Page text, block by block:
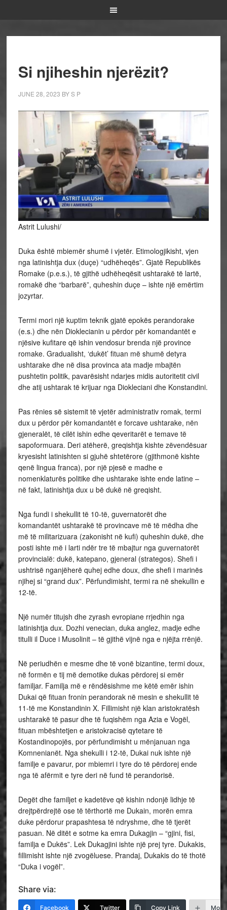
Si njiheshin njerëzit?
JUNE 28, 2023 BYS P
Astrit Lulushi/
Duka është mbiemër shumë i vjetër. Etimologjikisht, vjen
nga latinishtja dux (duçe) “udhëheqës”. Gjatë Republikës
Romake (p.e.s.), të gjithë udhëheqësit ushtarakë të lartë,
romakë dhe “barbarë”, quheshin duçe – ishte një emërtim
jozyrtar.
Termi mori një kuptim teknik gjatë epokës perandorake
(e.s.) dhe nën Dioklecianin u përdor për komandantët e
njësive kufitare që ishin vendosur brenda një province
romake. Gradualisht, ‘dukët’ fituan më shumë detyra
ushtarake dhe në disa provinca ata madje mbajtën
pushtetin politik, pavarësisht ndarjes midis autoritetit civil
dhe atij ushtarak të krijuar nga Diokleciani dhe Konstandini.
Pas rënies së sistemit të vjetër administrativ romak, termi
dux u përdor për komandantët e forcave ushtarake, nën
gjeneralët, të cilët ishin edhe qeveritarët e temave të
sapoformuara. Deri atëherë, greqishtja kishte zëvendësuar
kryesisht latinishten si gjuhë shtetërore (gjithmonë kishte
qenë lingua franca), por një pjesë e madhe e
nomenklaturës politike dhe ushtarake ishte ende latine –
në fakt, latinishtja dux u bë dukë në greqisht.
Nga fundi i shekullit të 10-të, guvernatorët dhe
komandantët ushtarakë të provincave më të mëdha dhe
më të militarizuara (zakonisht në kufi) quheshin dukë, dhe
posti ishte më i larti ndër tre të mbajtur nga guvernatorët
provincialë: dukë, katepano, gjeneral (strategos). Shefi i
ushtrisë nganjëherë quhej edhe doux, dhe shefi i marinës
njihej si “grand dux”. Përfundimisht, termi ra në shekullin e
12-të.
Një numër titujsh dhe zyrash evropiane rrjedhin nga
latinishtja dux. Dozhi venecian, duka anglez, madje edhe
titulli il Duce i Musolinit – të gjithë vijnë nga e njëjta rrënjë.
Në periudhën e mesme dhe të vonë bizantine, termi doux,
në formën e tij më demotike dukas përdorej si emër
familjar. Familja më e rëndësishme me këtë emër ishin
Dukai që fituan fronin perandorak në mesin e shekullit të
11-të me Konstandinin X. Fillimisht një klan aristokratësh
ushtarakë të pasur dhe të fuqishëm nga Azia e Vogël,
fituan mbështetjen e aristokracisë qytetare të
Kostandinopojës, por përfundimisht u mënjanuan nga
Komnenianët. Nga shekulli i 12-të, Dukai nuk ishte një
familje e pavarur, por mbiemri i tyre do të përdorej ende
nga të afërmit e tyre deri në fund të perandorisë.
Degët dhe familjet e kadetëve që kishin ndonjë lidhje të
drejtpërdrejtë ose të tërthortë me Dukain, morën emra
duke përdorur prapashtesa të ndryshme, dhe të tjerët
pasuan. Në ditët e sotme ka emra Dukagjin – “gjini, fisi,
familja e Dukës”. Lek Dukagjini ishte një prej tyre. Dukakis,
fillimisht ishte një zvogëluese. Prandaj, Dukakis do të thotë
“Duka i vogël”.
Share via:
Facebook Twitter Copy Link More